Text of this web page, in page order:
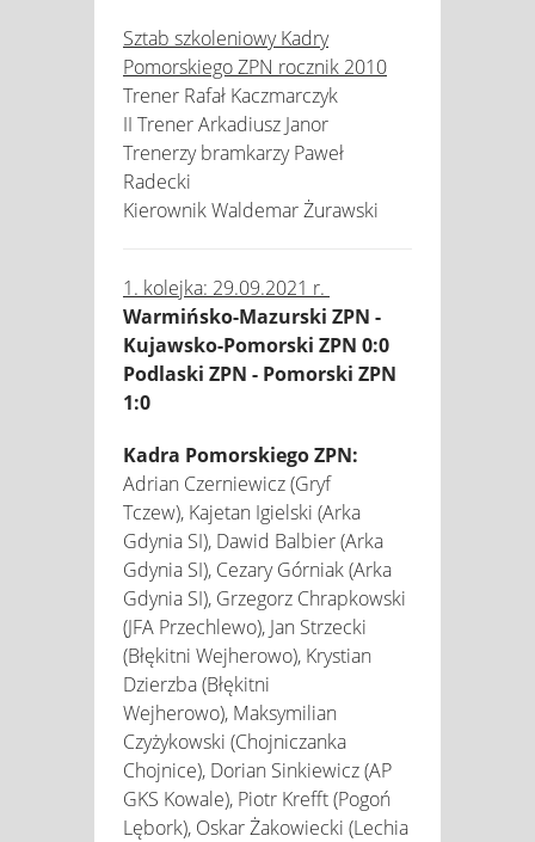
Sztab szkoleniowy Kadry
Pomorskiego ZPN rocznik 2010
Trener Rafał Kaczmarczyk
II Trener Arkadiusz Janor
Trenerzy bramkarzy Paweł
Radecki
Kierownik Waldemar Żurawski
1. kolejka: 29.09.2021 r.
Warmińsko-Mazurski ZPN -
Kujawsko-Pomorski ZPN 0:0
Podlaski ZPN - Pomorski ZPN
1:0
Kadra Pomorskiego ZPN:
Adrian Czerniewicz (Gryf
Tczew), Kajetan Igielski (Arka
Gdynia SI), Dawid Balbier (Arka
Gdynia SI), Cezary Górniak (Arka
Gdynia SI), Grzegorz Chrapkowski
(JFA Przechlewo), Jan Strzecki
(Błękitni Wejherowo), Krystian
Dzierzba (Błękitni
Wejherowo), Maksymilian
Czyżykowski (Chojniczanka
Chojnice), Dorian Sinkiewicz (AP
GKS Kowale), Piotr Krefft (Pogoń
Lębork), Oskar Żakowiecki (Lechia